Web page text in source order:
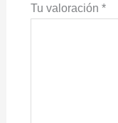
Tu valoración *